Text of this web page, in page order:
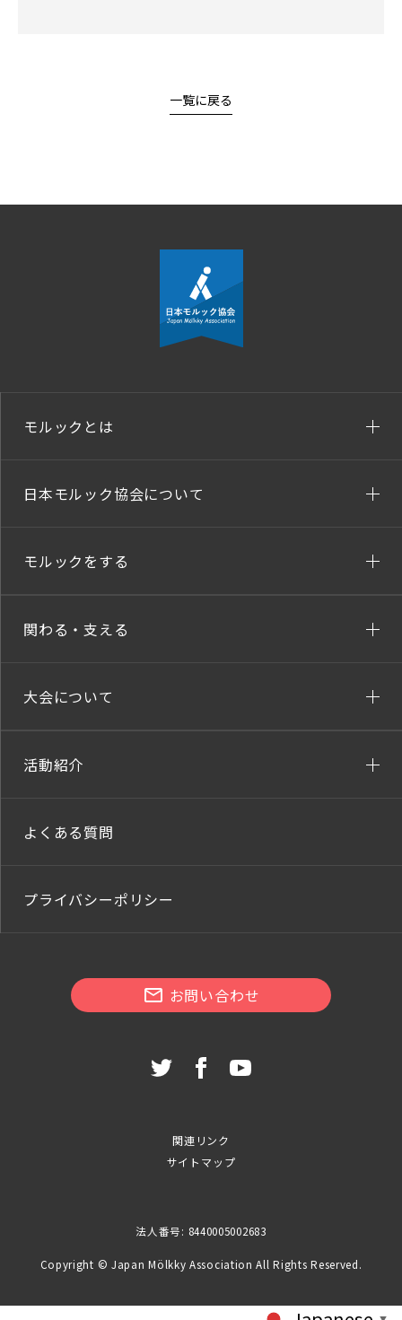
一覧に戻る
モルックとは
日本モルック協会について
モルックをする
関わる・支える
大会について
活動紹介
よくある質問
プライバシーポリシー
お問い合わせ
関連リンク
サイトマップ
法人番号: 8440005002683
Copyright © Japan Mölkky Association All Rights Reserved.